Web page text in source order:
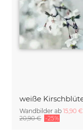
Wandbilder ab 15,90 €
20,90 € -25%